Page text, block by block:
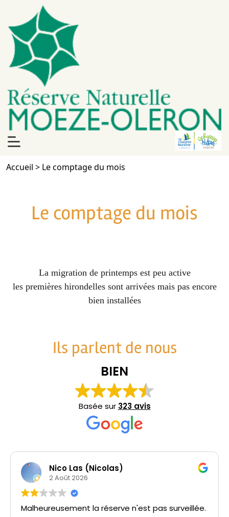
Accueil > Le comptage du mois
Le comptage du mois
La migration de printemps est peu active
les premières hirondelles sont arrivées mais pas encore
bien installées
Ils parlent de nous
BIEN
Basée sur 323 avis
Nico Las (Nicolas)
2 Août 2026
Malheureusement la réserve n'est pas surveillée.